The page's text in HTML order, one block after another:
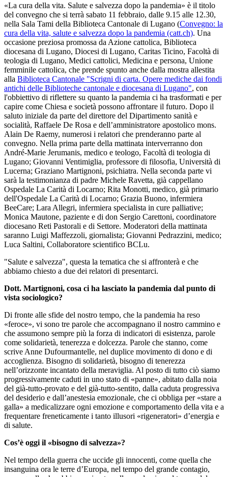
«La cura della vita. Salute e salvezza dopo la pandemia» è il titolo
del convegno che si terrà sabato 11 febbraio, dalle 9.15 alle 12.30,
nella Sala Tami della Biblioteca Cantonale di Lugano (Convegno: la
cura della vita, salute e salvezza dopo la pandemia (catt.ch). Una
occasione preziosa promossa da Azione cattolica, Biblioteca
diocesana di Lugano, Diocesi di Lugano, Caritas Ticino, Facoltà di
teologia di Lugano, Medici cattolici, Medicina e persona, Unione
femminile cattolica, che prende spunto anche dalla mostra allestita
alla Biblioteca Cantonale "Scrigni di carta. Opere mediche dai fondi
antichi delle Biblioteche cantonale e diocesana di Lugano", con
l'obbiettivo di riflettere su quanto la pandemia ci ha trasformati e per
capire come Chiesa e società possono affrontare il futuro. Dopo il
saluto iniziale da parte del direttore del Dipartimento sanità e
socialità, Raffaele De Rosa e dell’amministratore apostolico mons.
Alain De Raemy, numerosi i relatori che prenderanno parte al
convegno. Nella prima parte della mattinata interverranno don
André-Marie Jerumanis, medico e teologo, Facoltà di teologia di
Lugano; Giovanni Ventimiglia, professore di filosofia, Università di
Lucerna; Graziano Martignoni, psichiatra. Nella seconda parte vi
sarà la testimonianza di padre Michele Ravetta, già cappellano
Ospedale La Carità di Locarno; Rita Monotti, medico, già primario
dell'Ospedale La Carità di Locarno; Grazia Buono, infermiera
BeeCare; Lara Allegri, infermiera specialista in cure palliative;
Monica Mautone, paziente e di don Sergio Carettoni, coordinatore
diocesano Reti Pastorali e di Settore. Moderatori della mattinata
saranno Luigi Maffezzoli, giornalista; Giovanni Pedrazzini, medico;
Luca Saltini, Collaboratore scientifico BCLu.
"Salute e salvezza", questa la tematica che si affronterà e che
abbiamo chiesto a due dei relatori di presentarci.
Dott. Martignoni, cosa ci ha lasciato la pandemia dal punto di
vista sociologico?
Di fronte alle sfide del nostro tempo, che la pandemia ha reso
«feroce», vi sono tre parole che accompagnano il nostro cammino e
che assumono sempre più la forza di indicatori di esistenza, parole
come solidarietà, tenerezza e dolcezza. Parole che stanno, come
scrive Anne Dufourmantelle, nel duplice movimento di dono e di
accoglienza. Bisogno di solidarietà, bisogno di tenerezza
nell’orizzonte incantato della meraviglia. Al posto di tutto ciò siamo
progressivamente caduti in uno stato di «panne», abitato dalla noia
del già-tutto-provato e del già-tutto-sentito, dalla caduta progressiva
del desiderio e dall’anestesia emozionale, che ci obbliga per «stare a
galla» a medicalizzare ogni emozione e comportamento della vita e a
frequentare freneticamente i tanto illusori «rigeneratori» d’energia e
di salute.
Cos’è oggi il «bisogno di salvezza»?
Nel tempo della guerra che uccide gli innocenti, come quella che
insanguina ora le terre d’Europa, nel tempo del grande contagio,